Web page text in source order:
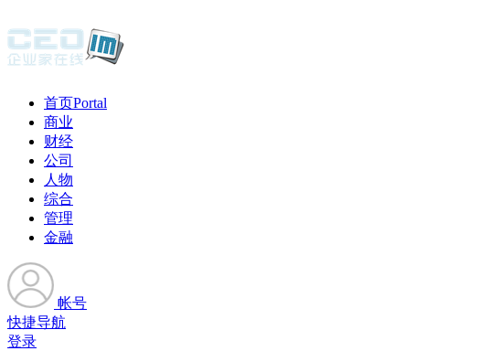
首页Portal
商业
财经
公司
人物
综合
管理
金融
帐号
快捷导航
登录